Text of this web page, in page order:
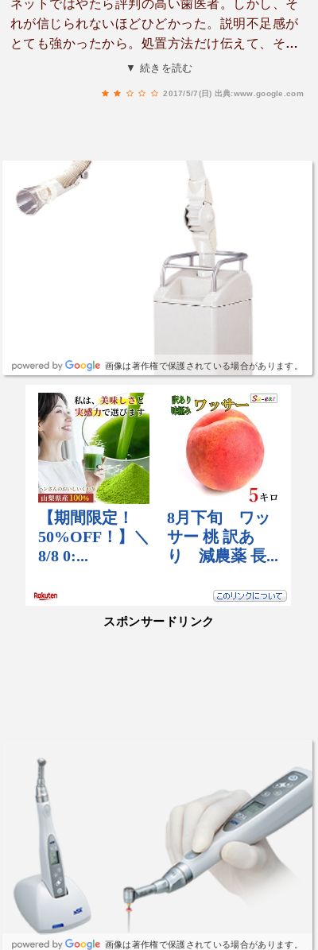
ネットではやたら評判の高い歯医者。しかし、そ
れが信じられないほどひどかった。説明不足感が
とても強かったから。処置方法だけ伝えて、その
処置がなぜ必要なのか、どのくらい痛みを伴う
不信感が強いです。後、トイレ前の手洗い場の石
鹸が常に切れてるのがちょっと…
▼ 続きを読む
2017/5/7(日) 出典:www.google.com
画像は著作権で保護されている場合があります。
スポンサードリンク
画像は著作権で保護されている場合があります。